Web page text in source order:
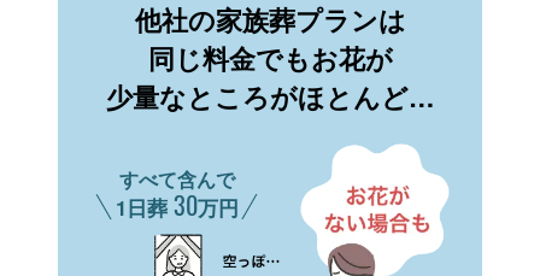
他社の家族葬プランは
同じ料金でもお花が
少量なところがほとんど…
すべて含んで
1日葬 30万円